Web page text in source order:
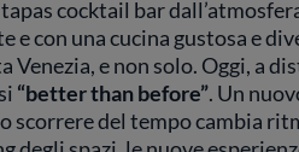
cocktail bar
e con una cucina gustosa e
e non solo. Oggi, a
“better than before”. Un
scorrere del tempo cambia